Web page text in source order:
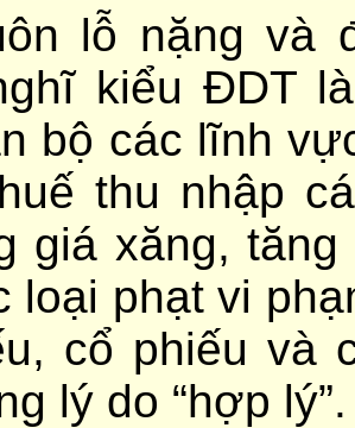
lỗ nặng và
kiểu ĐDT
bộ các lĩnh
thu nhập
giá xăng,
loại phạt vi
cổ phiếu và
lý do “hợp lý”.